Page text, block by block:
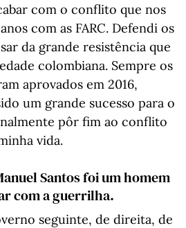
com o conflito que nos
com as FARC. Defendi os
da grande resistência que
colombiana. Sempre os
aprovados em 2016,
um grande sucesso para o
pôr fim ao conflito
vida.
Santos foi um homem
com a guerrilha.
seguinte, de direita, de